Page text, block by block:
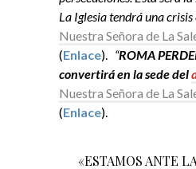
La Iglesia tendrá una crisis
Nuestra Señora de La
(Enlace). “ROMA
convertirá en la sede del
Nuestra Señora de La
(Enlace).
«ESTAMOS ANTE